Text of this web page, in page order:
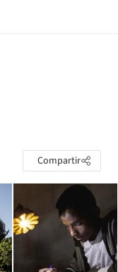
Compartir